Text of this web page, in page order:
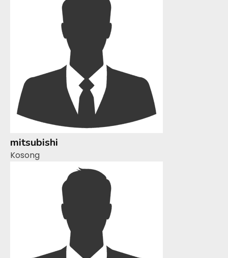
mitsubishi
Kosong